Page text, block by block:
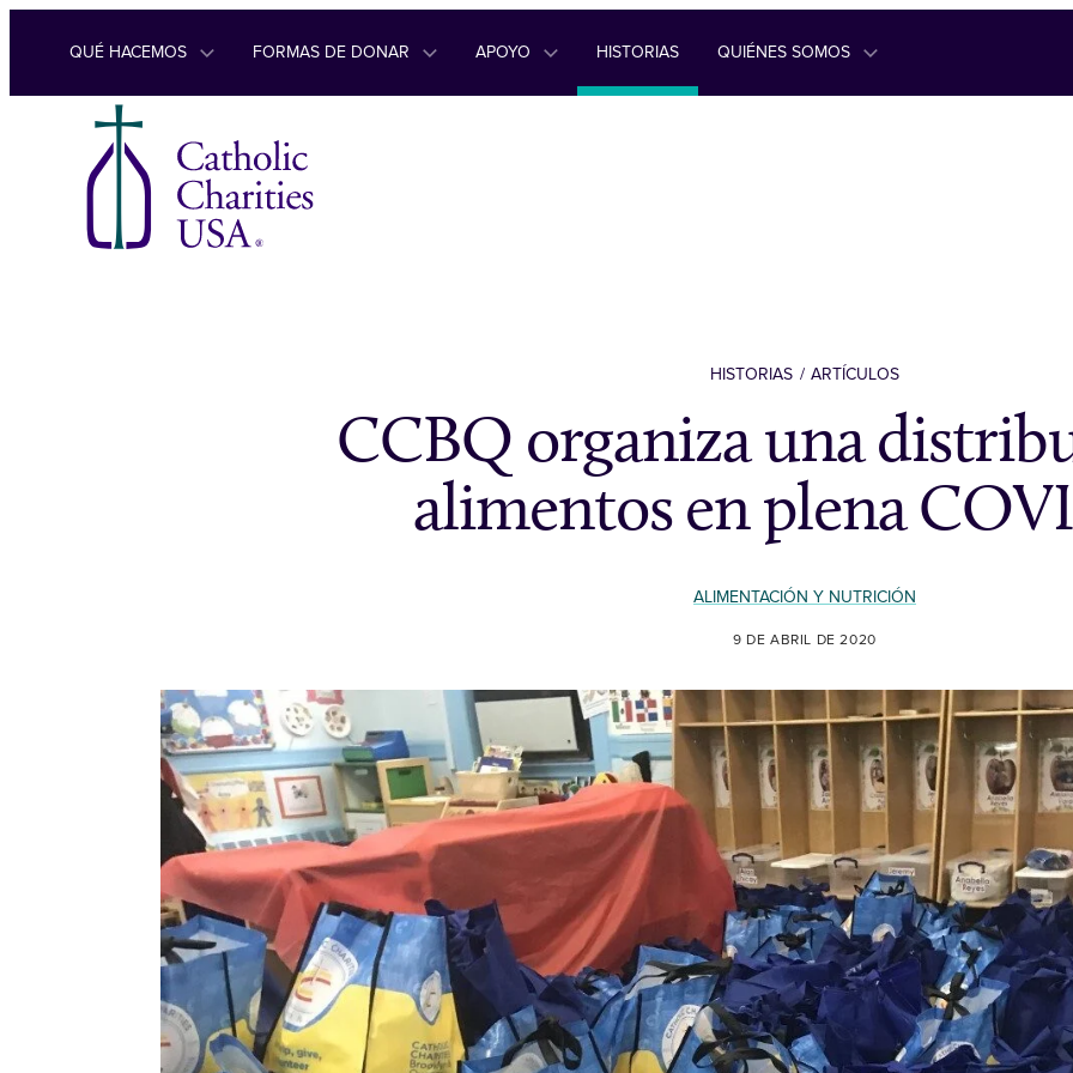
Ir al contenido
QUÉ HACEMOS FORMAS DE DONAR APOYO HISTORIAS QUIÉNES SOMOS
HISTORIAS ARTÍCULOS
CCBQ organiza una
alimentos en plena
ALIMENTACIÓN Y NUTRICIÓN
9 DE ABRIL DE 2020